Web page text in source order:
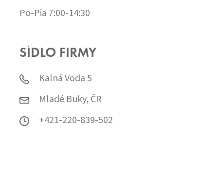
Po-Pia 7:00-14:30
SÍDLO FIRMY
Kalná Voda 5
Mladé Buky, ČR
+421-220-839-502